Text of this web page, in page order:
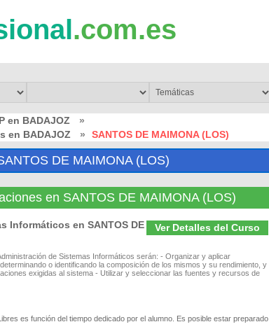
.com.es
en BADAJOZ
»
en BADAJOZ
» SANTOS DE MAIMONA (LOS)
DE MAIMONA (LOS)
en SANTOS DE MAIMONA (LOS)
Ver Detalles del Curso
Informáticos en SANTOS DE
de Sistemas Informáticos serán: - Organizar y aplicar
o identificando la composición de los mismos y su rendimiento, y
exigidas al sistema - Utilizar y seleccionar las fuentes y recursos de
es función del tiempo dedicado por el alumno. Es posible estar preparado